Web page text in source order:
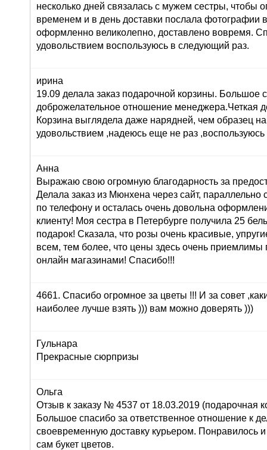
несколько дней связалась с мужем сестры, чтобы
временем и в день доставки послала фотографии
оформленно великолепно, доставлено вовремя.
удовольствием воспользуюсь в следующий раз.
ирина
19.09 делала заказ подарочной корзины. Большое
доброжелательное отношение менеджера.Четкая
Корзина выглядела даже нарядней, чем образец
удовольствием ,надеюсь еще не раз
Анна
Выражаю свою огромную благодарность за
Делала заказ из Мюнхена через сайт, параллельно
по телефону и осталась очень довольна
клиенту! Моя сестра в Петербурге получила 25
подарок! Сказала, что розы очень красивые,
всем, тем более, что цены здесь очень приемлимы
онлайн магазинами! Спасибо!!!
4661. Спасибо огромное за цветы !!! И за совет
наиболее лучше взять ))) вам можно доверять )))
Гульнара
Прекрасные сюрпризы
Ольга
Отзыв к заказу № 4537 от 18.03.2019 (подарочная
Большое спасибо за ответственное отношение к
своевременную доставку курьером. Понравилось
сам букет цветов.